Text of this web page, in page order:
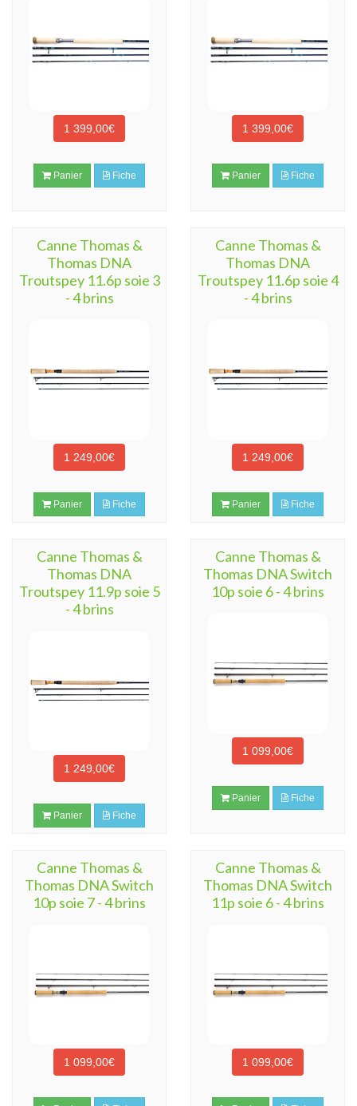
1 399,00€
Panier Fiche
1 399,00€
Panier Fiche
Canne Thomas &
Thomas DNA
Troutspey 11.6p soie 3
- 4 brins
1 249,00€
Panier Fiche
Canne Thomas &
Thomas DNA
Troutspey 11.6p soie 4
- 4 brins
1 249,00€
Panier Fiche
Canne Thomas &
Thomas DNA
Troutspey 11.9p soie 5
- 4 brins
1 249,00€
Panier Fiche
Canne Thomas &
Thomas DNA Switch
10p soie 6 - 4 brins
1 099,00€
Panier Fiche
Canne Thomas &
Thomas DNA Switch
10p soie 7 - 4 brins
1 099,00€
Canne Thomas &
Thomas DNA Switch
11p soie 6 - 4 brins
1 099,00€